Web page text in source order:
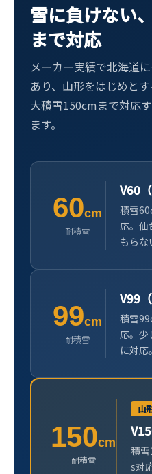
雪に負けない
まで対応
メーカー実績で北海道
あり、山形をはじめと
大積雪150cmまで対応
ます。
60cm
耐積雪
V60
積雪
応。仙
もらな
99cm
耐積雪
V99
積雪
応。少
に対応。
150cm
耐積雪
山
積
s対